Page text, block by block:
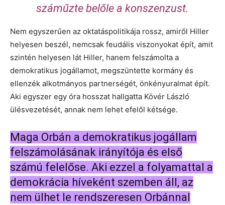
száműzte belőle a konszenzust.
Nem egyszerűen az oktatáspolitikája rossz, amiről Hiller
helyesen beszél, nemcsak feudális viszonyokat épít, amit
szintén helyesen lát Hiller, hanem felszámolta a
demokratikus jogállamot, megszüntette kormány és
ellenzék alkotmányos partnerségét, önkényuralmat épít.
Aki egyszer egy óra hosszat hallgatta Kövér László
ülésvezetését, annak nem lehet efelől kétsége.
Maga Orbán a demokratikus jogállam
felszámolásának irányítója és első
számú felelőse. Aki ezzel a folyamattal a
demokrácia híveként szemben áll, az
nem ülhet le rendszeresen Orbánnal